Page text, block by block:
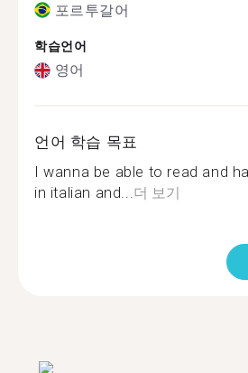
포르투갈어
학습언어
영어
언어 학습 목표
I wanna be able to read and
in italian and...더 보기